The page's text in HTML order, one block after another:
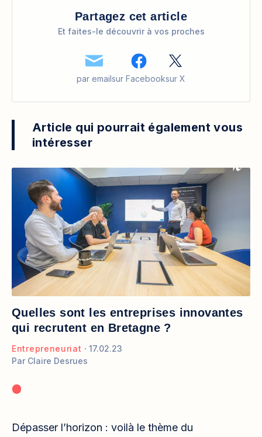
Partagez cet article
Et faites-le découvrir à vos proches
par emailsur Facebooksur X
Article qui pourrait également vous
intéresser
Quelles sont les entreprises innovantes
qui recrutent en Bretagne ?
Entrepreneuriat
17.02.23
Par Claire Desrues
Dépasser l’horizon : voilà le thème du